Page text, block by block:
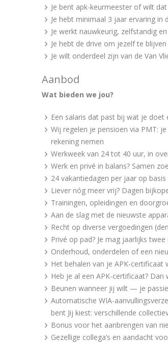
Je bent apk-keurmeester of wilt
Je hebt minimaal 3 jaar ervaring in
Je werkt nauwkeurig, zelfstandig
Je hebt de drive om jezelf te
Je wilt onderdeel zijn van de Van
Aanbod
Wat bieden we jou?
Een salaris dat past bij wat je
Wij regelen je pensioen via PMT:
rekening nemen
Werkweek van 24 tot 40 uur, in
Werk en privé in balans? Samen
24 vakantiedagen per jaar op
Liever nóg meer vrij? Dagen
Trainingen, opleidingen en
Aan de slag met de nieuwste
Recht op diverse vergoedingen
Privé op pad? Je mag jaarlijks
Onderhoud, onderdelen of een
Het behalen van je APK-
Heb je al een APK-certificaat?
Beunen wanneer jij wilt — je
Automatische WIA-
bent Jij kiest: verschillende
Bonus voor het aanbrengen van
Gezellige collega’s en aandacht